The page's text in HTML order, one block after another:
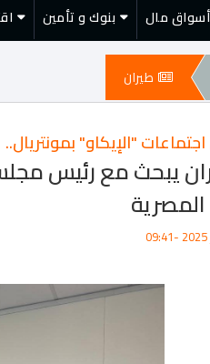
أسواق مال بنوك و تأمين
طيران
"الإيكاو" بمونتريال..
يبحث مع رئيس